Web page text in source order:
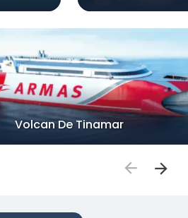
Volcan De Tinamar